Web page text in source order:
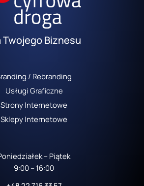
Twojego Biznesu
/ Rebranding
Usługi Graficzne
Strony Internetowe
Sklepy Internetowe
– Piątek
9:00 – 16:00